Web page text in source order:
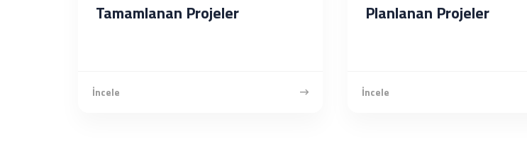
Tamamlanan Projeler
İncele
Planlanan Projeler
İncele